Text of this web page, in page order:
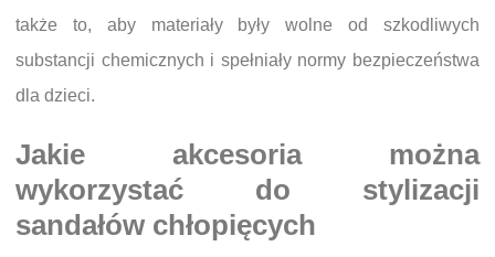
także to, aby materiały były wolne od szkodliwych
substancji chemicznych i spełniały normy bezpieczeństwa
dla dzieci.
Jakie akcesoria można
wykorzystać do stylizacji
sandałów chłopięcych